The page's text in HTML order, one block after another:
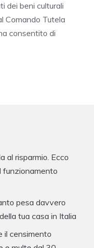
dei beni culturali
Comando Tutela
consentito di
al risparmio. Ecco
funzionamento
pesa davvero
tua casa in Italia
il censimento